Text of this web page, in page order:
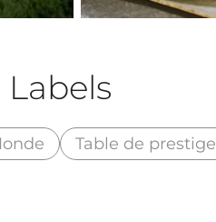
Labels
Table de prestige